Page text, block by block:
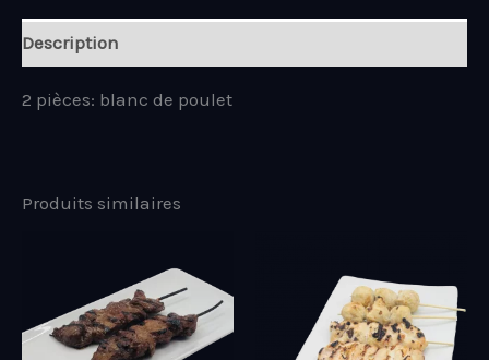
Description
2 pièces: blanc de poulet
Produits similaires